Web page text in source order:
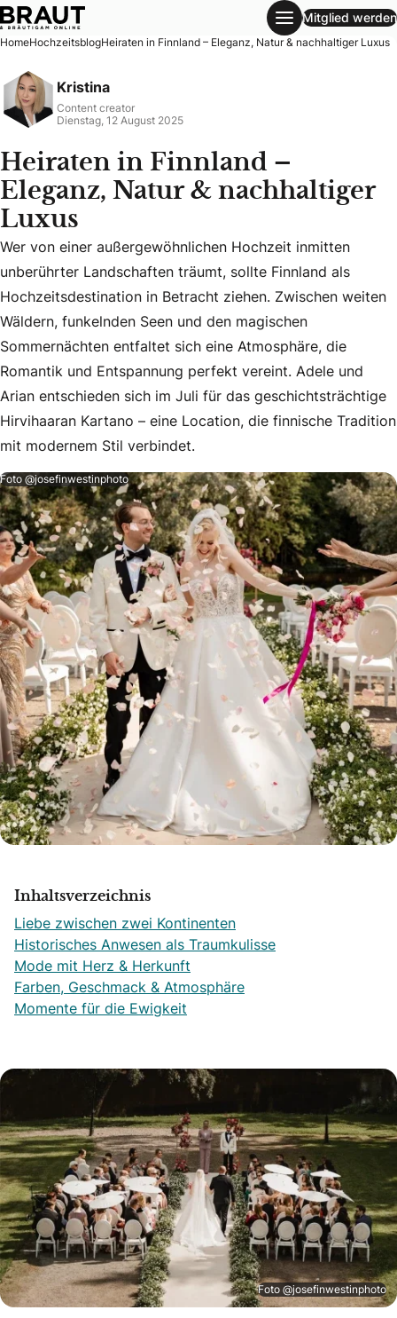
Heiraten in Finnland – Eleganz, Natur & nachhaltiger Luxus
Mitglied werden
HomeHochzeitsblogHeiraten in Finnland – Eleganz, Natur & nachhaltiger Luxus
Kristina
Content creator
Dienstag, 12 August 2025
Heiraten in Finnland –
Eleganz, Natur & nachhaltiger
Luxus
Wer von einer außergewöhnlichen Hochzeit inmitten
Wer von einer außergewöhnlichen Hochzeit inmitten
unberührter Landschaften träumt, sollte Finnland als
Hochzeitsdestination in Betracht ziehen. Zwischen weiten
Wäldern, funkelnden Seen und den magischen
Sommernächten entfaltet sich eine Atmosphäre, die
Romantik und Entspannung perfekt vereint. Adele und
Arian entschieden sich im Juli für das geschichtsträchtige
Hirvihaaran Kartano – eine Location, die finnische Tradition
mit modernem Stil verbindet.
Foto @josefinwestinphoto
Inhaltsverzeichnis
Liebe zwischen zwei Kontinenten
Historisches Anwesen als Traumkulisse
Mode mit Herz & Herkunft
Farben, Geschmack & Atmosphäre
Momente für die Ewigkeit
Foto @josefinwestinphoto